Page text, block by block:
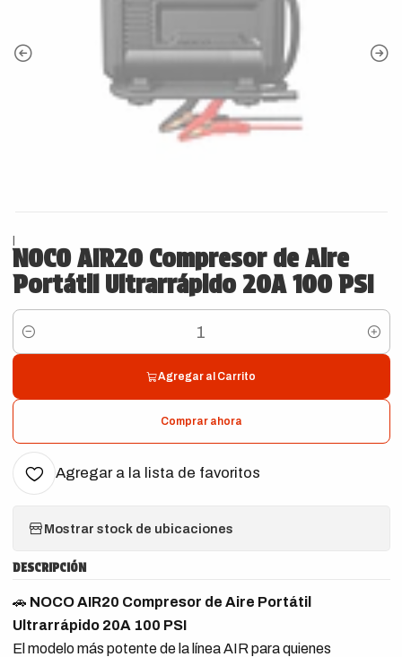
|
NOCO AIR20 Compresor de Aire
Portátil Ultrarrápido 20A 100 PSI
Cantidad
Agregar al Carrito
Comprar ahora
Agregar a la lista de favoritos
Mostrar stock de ubicaciones
DESCRIPCIÓN
🚗 NOCO AIR20 Compresor de Aire Portátil
Ultrarrápido 20A 100 PSI
El modelo más potente de la línea AIR para quienes